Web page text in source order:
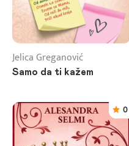
Jelica Greganović
Samo da ti kažem
0